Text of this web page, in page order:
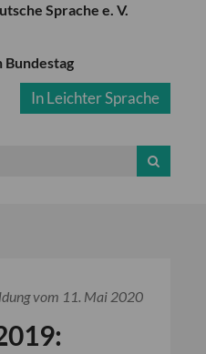
Sprache e. V.
Bundestag
In Leichter Sprache
vom 11. Mai 2020